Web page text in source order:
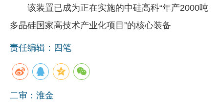
该装置已成为正在实施的中硅高科“年产2000吨
多晶硅国家高技术产业化项目”的核心装备
责任编辑：四笔
二审：淮金